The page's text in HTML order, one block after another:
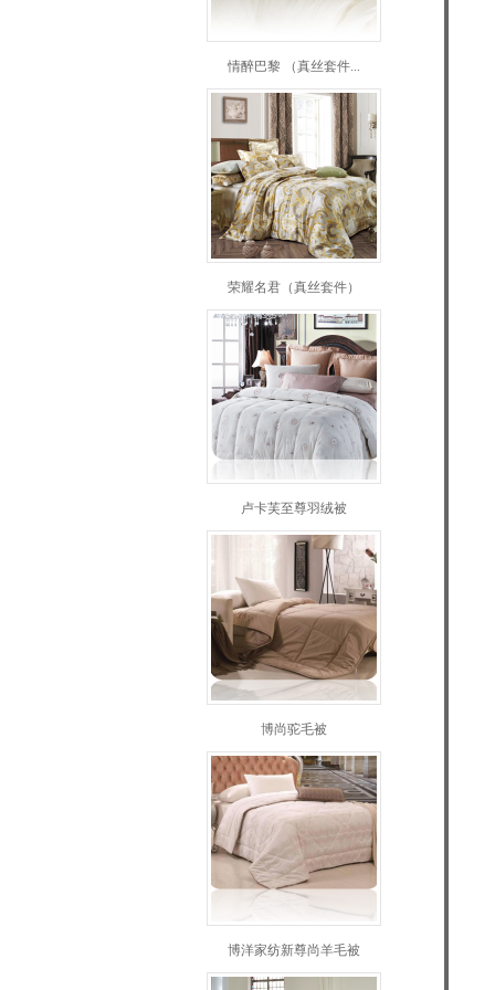
情醉巴黎 （真丝套件...
荣耀名君（真丝套件）
卢卡芙至尊羽绒被
博尚驼毛被
博洋家纺新尊尚羊毛被